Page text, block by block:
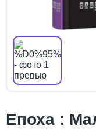
Епоха :